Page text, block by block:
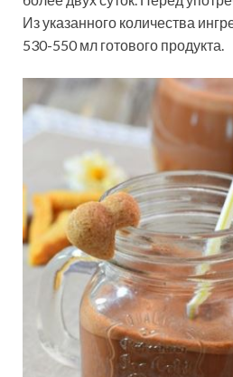
Из указанного количества
530-550 мл готового продукта.